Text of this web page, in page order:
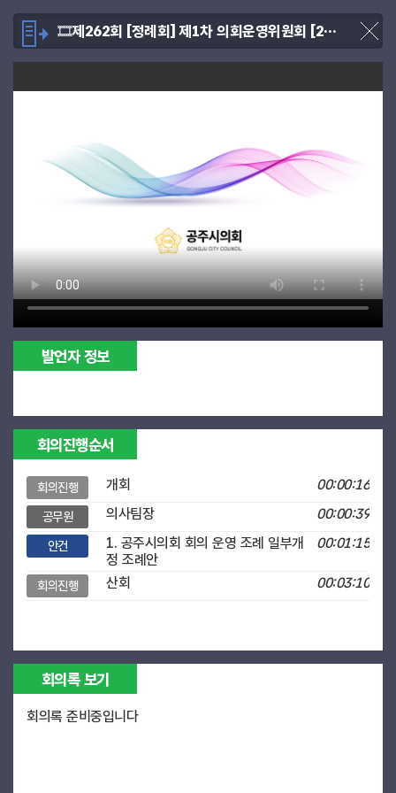
🎞제262회 [정례회] 제1차 의회운영위원회 [2025.11.21]
발언자 정보
회의진행순서
회의진행 개회 00:00:16
공무원 의사팀장 00:00:39
안건
1. 공주시의회 회의 운영 조례 일부개
정 조례안
00:01:15
회의진행 산회 00:03:10
회의록 보기
회의록 준비중입니다